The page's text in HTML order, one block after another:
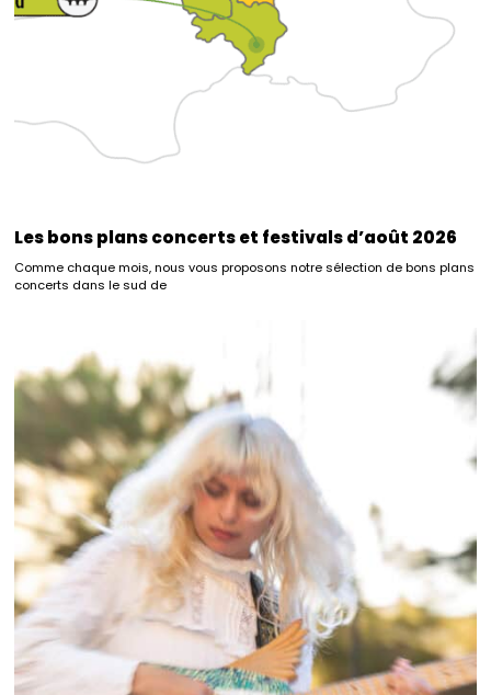
Les bons plans concerts et festivals d’août 2026
Comme chaque mois, nous vous proposons notre sélection de bons plans
concerts dans le sud de